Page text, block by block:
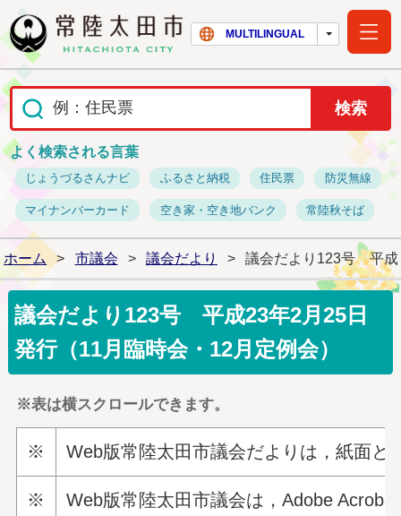
常陸太田市ホー
MULTILINGUAL
よく検索される言葉
じょうづるさんナビ ふるさと納税 住民票 防災無線
マイナンバーカード 空き家・空き地バンク 常陸秋そば
ホーム > 市議会 > 議会だより > 議会だより123号 平成
議会だより123号 平成23年2月25日
発行（11月臨時会・12月定例会）
※表は横スクロールできます。
※ Web版常陸太田市議会だよりは，紙面と
※ Web版常陸太田市議会は，Adobe